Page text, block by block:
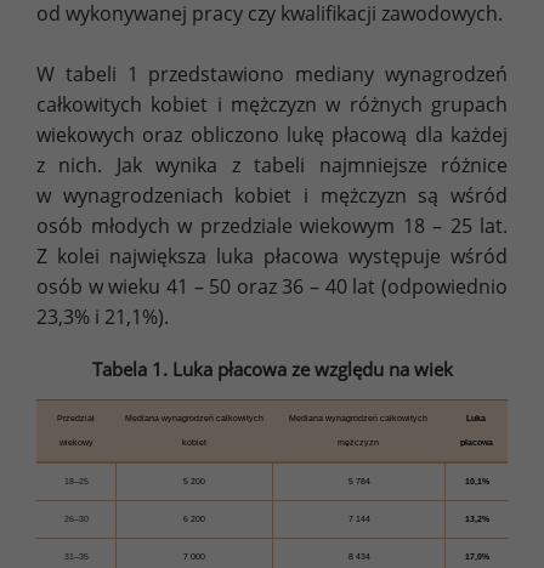
od wykonywanej pracy czy kwalifikacji zawodowych.
W tabeli 1 przedstawiono mediany wynagrodzeń
całkowitych kobiet i mężczyzn w różnych grupach
wiekowych oraz obliczono lukę płacową dla każdej
z nich. Jak wynika z tabeli najmniejsze różnice
w wynagrodzeniach kobiet i mężczyzn są wśród
osób młodych w przedziale wiekowym 18 – 25 lat.
Z kolei największa luka płacowa występuje wśród
osób w wieku 41 – 50 oraz 36 – 40 lat (odpowiednio
23,3% i 21,1%).
Tabela 1. Luka płacowa ze względu na wiek
Przedział
wiekowy
Mediana wynagrodzeń całkowitych
kobiet
Mediana wynagrodzeń całkowitych
mężczyzn
Luka
płacowa
18–25 5 200 5 784 10,1%
26–30 6 200 7 144 13,2%
31–35 7 000 8 434 17,0%